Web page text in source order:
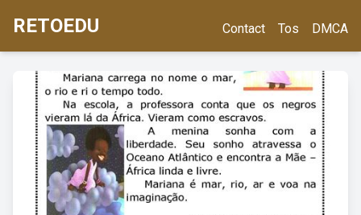
RETOEDU Contact Tos DMCA